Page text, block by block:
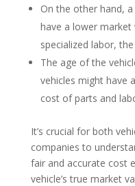
On the other hand,
have a lower market
specialized labor,
The age of the
vehicles might have
cost of parts and
It’s crucial for both
companies to
fair and accurate cost
vehicle’s true market